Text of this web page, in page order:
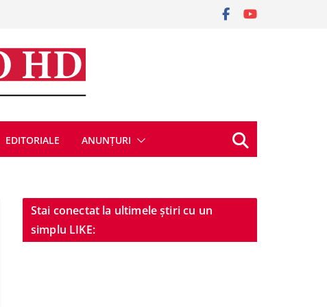
EDITORIALE ANUNȚURI
Stai conectat la ultimele știri cu un
simplu LIKE: